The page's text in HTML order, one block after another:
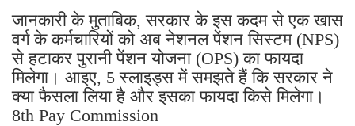
जानकारी के मुताबिक, सरकार के इस कदम से एक खास
वर्ग के कर्मचारियों को अब नेशनल पेंशन सिस्टम (NPS)
से हटाकर पुरानी पेंशन योजना (OPS) का फायदा
मिलेगा। आइए, 5 स्लाइड्स में समझते हैं कि सरकार ने
क्या फैसला लिया है और इसका फायदा किसे मिलेगा।
8th Pay Commission